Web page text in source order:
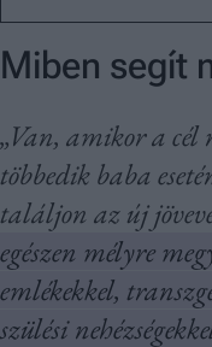
Miben segít
„Van, amikor a cél
többedik baba
találjon az új
egészen mélyre
emlékekkel,
szülési